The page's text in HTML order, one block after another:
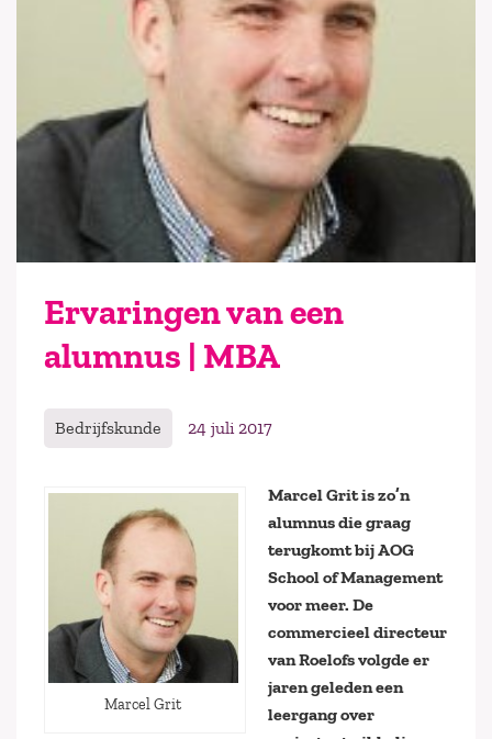
Ervaringen van een
alumnus | MBA
Bedrijfskunde 24 juli 2017
Marcel Grit
Marcel Grit is zo’n
alumnus die graag
terugkomt bij AOG
School of Management
voor meer. De
commercieel directeur
van Roelofs volgde er
jaren geleden een
leergang over